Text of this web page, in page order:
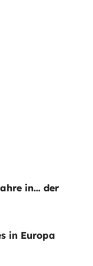
in… der
in Europa